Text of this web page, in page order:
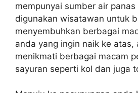
mempunyai sumber air
digunakan wisatawan untuk
menyembuhkan berbagai
anda yang ingin naik ke atas,
menikmati berbagai macam
sayuran seperti kol dan juga